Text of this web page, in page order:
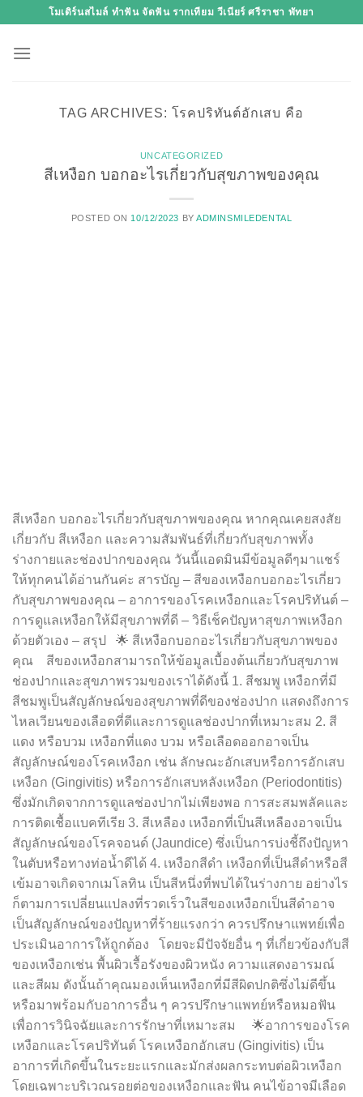
content
โมเดิร์นสไมล์ ทำฟัน จัดฟัน รากเทียม วีเนียร์ ศรีราชา พัทยา
TAG ARCHIVES: โรคปริทันต์อักเสบ คือ
UNCATEGORIZED
สีเหงือก บอกอะไรเกี่ยวกับสุขภาพของคุณ
POSTED ON 10/12/2023 BYADMINSMILEDENTAL
สีเหงือก บอกอะไรเกี่ยวกับสุขภาพของคุณ หากคุณเคยสงสัย
เกี่ยวกับ สีเหงือก และความสัมพันธ์ที่เกี่ยวกับสุขภาพทั้ง
ร่างกายและช่องปากของคุณ วันนี้แอดมินมีข้อมูลดีๆมาแชร์
ให้ทุกคนได้อ่านกันค่ะ สารบัญ – สีของเหงือกบอกอะไรเกี่ยว
กับสุขภาพของคุณ – อาการของโรคเหงือกและโรคปริทันต์ –
การดูแลเหงือกให้มีสุขภาพที่ดี – วิธีเช็คปัญหาสุขภาพเหงือก
ด้วยตัวเอง – สรุป 🌟 สีเหงือกบอกอะไรเกี่ยวกับสุขภาพของ
คุณ สีของเหงือกสามารถให้ข้อมูลเบื้องต้นเกี่ยวกับสุขภาพ
ช่องปากและสุขภาพรวมของเราได้ดังนี้ 1. สีชมพู เหงือกที่มี
สีชมพูเป็นสัญลักษณ์ของสุขภาพที่ดีของช่องปาก แสดงถึงการ
ไหลเวียนของเลือดที่ดีและการดูแลช่องปากที่เหมาะสม 2. สี
แดง หรือบวม เหงือกที่แดง บวม หรือเลือดออกอาจเป็น
สัญลักษณ์ของโรคเหงือก เช่น ลักษณะอักเสบหรือการอักเสบ
เหงือก (Gingivitis) หรือการอักเสบหลังเหงือก (Periodontitis)
ซึ่งมักเกิดจากการดูแลช่องปากไม่เพียงพอ การสะสมพลัคและ
การติดเชื้อแบคทีเรีย 3. สีเหลือง เหงือกที่เป็นสีเหลืองอาจเป็น
สัญลักษณ์ของโรคจอนด์ (Jaundice) ซึ่งเป็นการบ่งชี้ถึงปัญหา
ในตับหรือทางท่อน้ำดีได้ 4. เหงือกสีดำ เหงือกที่เป็นสีดำหรือสี
เข้มอาจเกิดจากเมโลทิน เป็นสีหนึ่งที่พบได้ในร่างกาย อย่างไร
ก็ตามการเปลี่ยนแปลงที่รวดเร็วในสีของเหงือกเป็นสีดำอาจ
เป็นสัญลักษณ์ของปัญหาที่ร้ายแรงกว่า ควรปรึกษาแพทย์เพื่อ
ประเมินอาการให้ถูกต้อง โดยจะมีปัจจัยอื่น ๆ ที่เกี่ยวข้องกับสี
ของเหงือกเช่น พื้นผิวเรื้อรังของผิวหนัง ความแสดงอารมณ์
และสีผม ดังนั้นถ้าคุณมองเห็นเหงือกที่มีสีผิดปกติซึ่งไม่ดีขึ้น
หรือมาพร้อมกับอาการอื่น ๆ ควรปรึกษาแพทย์หรือหมอฟัน
เพื่อการวินิจฉัยและการรักษาที่เหมาะสม 🌟อาการของโรค
เหงือกและโรคปริทันต์ โรคเหงือกอักเสบ (Gingivitis) เป็น
อาการที่เกิดขึ้นในระยะแรกและมักส่งผลกระทบต่อผิวเหงือก
โดยเฉพาะบริเวณรอยต่อของเหงือกและฟัน คนไข้อาจมีเลือด